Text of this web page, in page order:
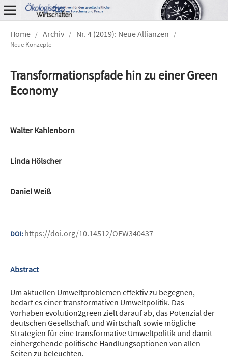
Home / Archiv / Nr. 4 (2019): Neue Allianzen
/
Neue Konzepte
Transformationspfade hin zu einer Green
Economy
Walter Kahlenborn
Linda Hölscher
Daniel Weiß
DOI: https://doi.org/10.14512/OEW340437
Abstract
Um aktuellen Umweltproblemen effektiv zu begegnen,
bedarf es einer transformativen Umweltpolitik. Das
Vorhaben evolution2green zielt darauf ab, das Potenzial der
deutschen Gesellschaft und Wirtschaft sowie mögliche
Strategien für eine transformative Umweltpolitik und damit
einhergehende politische Handlungsoptionen von allen
Seiten zu beleuchten.